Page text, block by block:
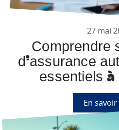
27 mai
Comprendre
d’assurance
essentiels
En